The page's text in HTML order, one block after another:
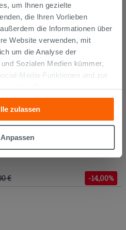
um Ihnen gezielte
die Ihren Vorlieben
die Informationen über
Website verwenden, mit
um die Analyse der
Sozialen Medien kümmer,
Media-Funktionen und zur
Sie ihnen geliefert haben oder
ihrer Dienste
Falls Sie mehr wissen
zu allen oder einigen
Klicken auf die Schaltfläche
können Sie das Surfen erst
Cookies fortsetzen.
zulassen
AnpassenAUSLAUF ATLANTA
€ -14,00%